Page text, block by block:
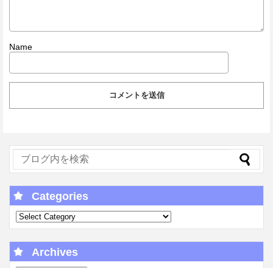
Name
Categories
Archives